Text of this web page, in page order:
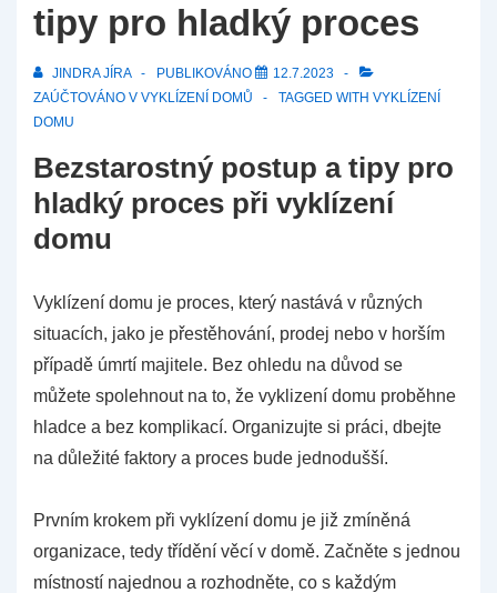
tipy pro hladký proces
JINDRA JÍRA PUBLIKOVÁNO
12.7.2023
ZAÚČTOVÁNO V VYKLÍZENÍ DOMŮ TAGGED WITH VYKLÍZENÍ
DOMU
Bezstarostný postup a tipy pro
hladký proces při vyklízení
domu
Vyklízení domu je proces, který nastává v různých
situacích, jako je přestěhování, prodej nebo v horším
případě úmrtí majitele. Bez ohledu na důvod se
můžete spolehnout na to, že vyklizení domu proběhne
hladce a bez komplikací. Organizujte si práci, dbejte
na důležité faktory a proces bude jednodušší.
Prvním krokem při vyklízení domu je již zmíněná
organizace, tedy třídění věcí v domě. Začněte s jednou
místností najednou a rozhodněte, co s každým